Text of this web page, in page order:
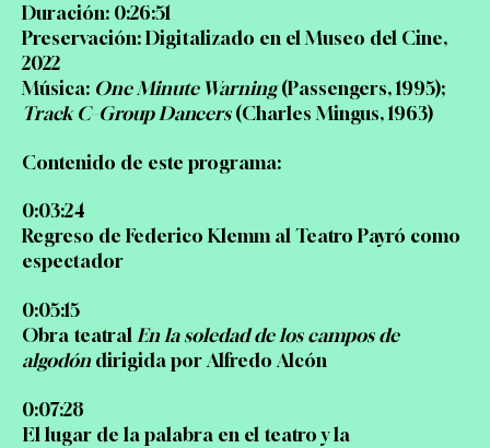
Duración: 0:26:51
Preservación: Digitalizado en el Museo del Cine,
2022
Música: One Minute Warning(Passengers, 1995);
Track C–Group Dancers(Charles Mingus, 1963)
Contenido de este programa:
0:03:24
Regreso de Federico Klemm al Teatro Payró como
espectador
0:05:15
Obra teatral En la soledad de los campos de
algodón dirigida por Alfredo Alcón
0:07:28
El lugar de la palabra en el teatro y la